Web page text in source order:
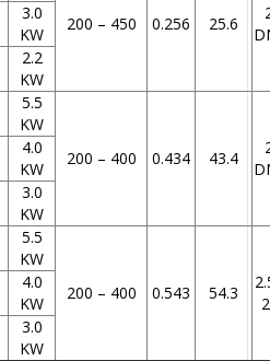
200 – 450 0.256 25.6
3.0
KW
2.2
KW
5.5
KW
200 – 400
0.434 43.4
4.0
KW
3.0
KW
5.5
KW
200 – 400
0.543 54.3
4.0
KW
3.0
KW